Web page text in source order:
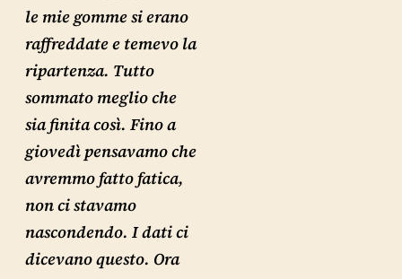
le mie gomme si erano
raffreddate e temevo la
ripartenza. Tutto
sommato meglio che
sia finita così. Fino a
giovedì pensavamo che
avremmo fatto fatica,
non ci stavamo
nascondendo. I dati ci
dicevano questo. Ora